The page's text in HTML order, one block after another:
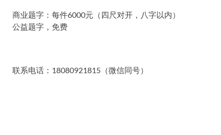
商业题字：每件6000元（四尺对开，八字以内）
公益题字，免费
联系电话：18080921815（微信同号）